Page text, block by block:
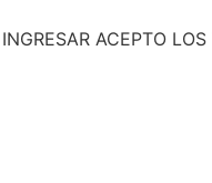
ACEPTO